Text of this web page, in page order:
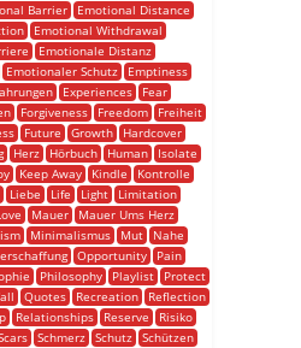
Barrier
Emotional Distance
Emotional Withdrawal
Emotionale Distanz
Emotionaler Schutz
Emptiness
Experiences
Fear
Forgiveness Freedom
Freiheit
Future Growth
Hardcover
Herz Hörbuch Human
Isolate
Keep Away Kindle
Kontrolle
Liebe Life Light
Limitation
Mauer
Mauer Ums Herz
Minimalismus Mut
Nahe
Opportunity
Pain
Philosophy Playlist
Protect
Quotes Recreation
Reflection
Relationships Reserve
Risiko
Schmerz Schutz Schützen